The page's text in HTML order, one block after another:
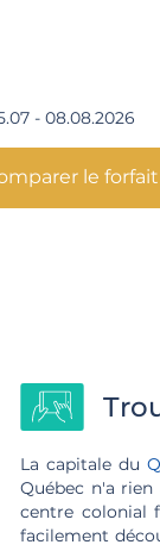
- 08.08.2026
le
La capitale du
Québec n'a
centre colonial
facilement